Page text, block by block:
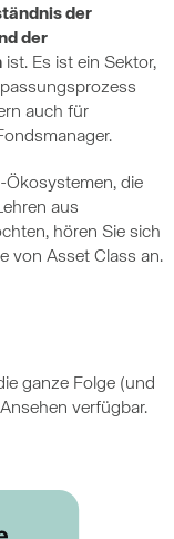
der
der
ist. Es ist ein Sektor,
auch für
Ökosystemen, die
aus
hören Sie sich
von Asset Class an.
ganze Folge (und
verfügbar.